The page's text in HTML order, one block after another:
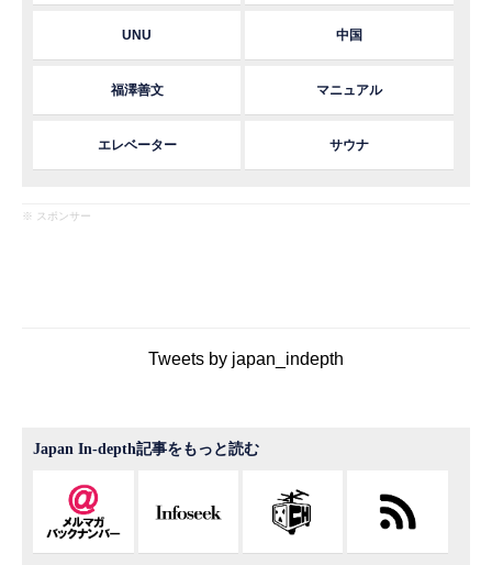
UNU 中国
福澤善文 マニュアル
エレベーター サウナ
※ スポンサー
Tweets by japan_indepth
Japan In-depth記事をもっと読む